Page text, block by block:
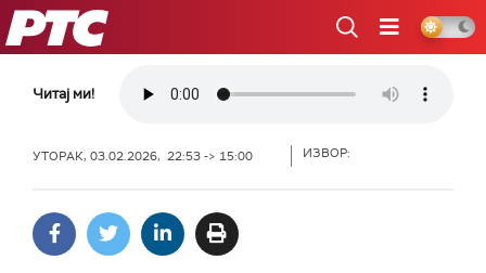
РТС
Читај ми!
УТОРАК, 03.02.2026, 22:53 -> 15:00 ИЗВОР: